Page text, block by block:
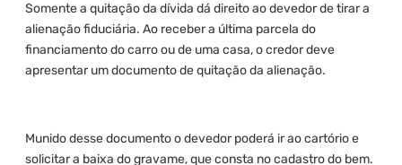
Somente a quitação da dívida dá direito ao devedor de tirar a
alienação fiduciária. Ao receber a última parcela do
financiamento do carro ou de uma casa, o credor deve
apresentar um documento de quitação da alienação.
Munido desse documento o devedor poderá ir ao cartório e
solicitar a baixa do gravame, que consta no cadastro do bem.